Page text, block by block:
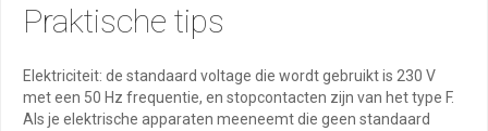
Praktische tips
Elektriciteit: de standaard voltage die wordt gebruikt is 230 V
met een 50 Hz frequentie, en stopcontacten zijn van het type F.
Als je elektrische apparaten meeneemt die geen standaard